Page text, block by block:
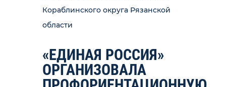
Кораблинского округа Рязанской
области
«ЕДИНАЯ РОССИЯ»
ОРГАНИЗОВАЛА